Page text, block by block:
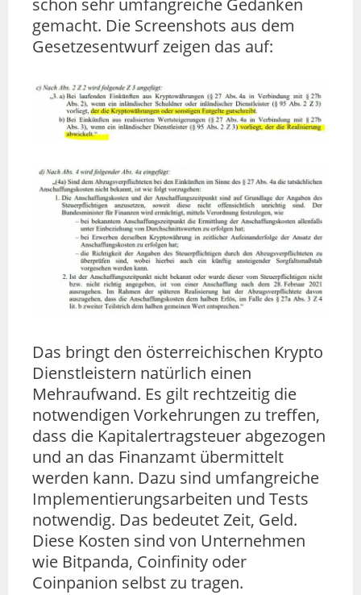
gemacht. Die Screenshots aus dem
Gesetzesentwurf zeigen das auf:
Das bringt den österreichischen Krypto
Dienstleistern natürlich einen
Mehraufwand. Es gilt rechtzeitig die
notwendigen Vorkehrungen zu treffen,
dass die Kapitalertragsteuer abgezogen
und an das Finanzamt übermittelt
werden kann. Dazu sind umfangreiche
Implementierungsarbeiten und Tests
notwendig. Das bedeutet Zeit, Geld.
Diese Kosten sind von Unternehmen
wie Bitpanda, Coinfinity oder
Coinpanion selbst zu tragen.